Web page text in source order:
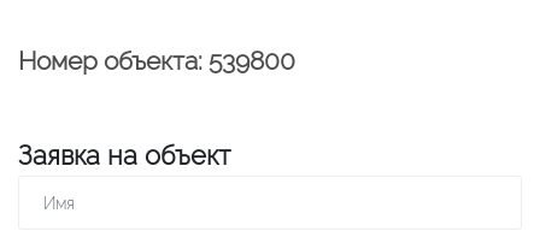
Номер объекта: 539800
Заявка на объект